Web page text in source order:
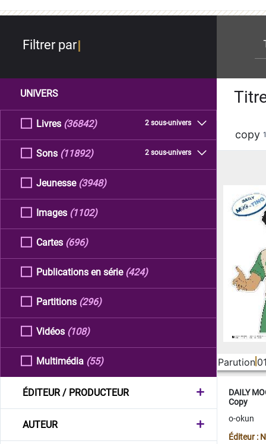
Filtrer par
UNIVERS
Livres 2 sous-univers
(36842)
Sons 2 sous-univers
(11892)
Jeunesse (3948)
Images (1102)
Cartes (696)
Publications en série (424)
Partitions (296)
Vidéos (108)
Multimédia (55)
ÉDITEUR / PRODUCTEUR
AUTEUR
copy
Parution
DAILY
Copy
o-okun
Éditeur :